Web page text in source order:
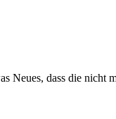
Neues, dass die nicht